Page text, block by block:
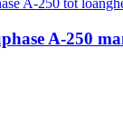
A-250